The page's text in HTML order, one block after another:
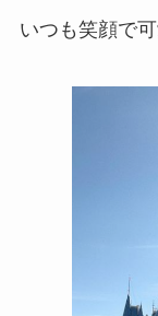
いつも笑顔で